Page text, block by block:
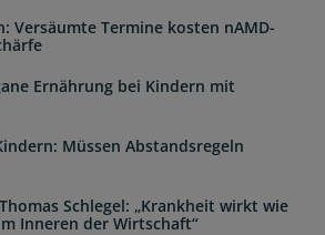
Versäumte Termine kosten nAMD-
Ernährung bei Kindern mit
Müssen Abstandsregeln
Schlegel: „Krankheit wirkt wie
Inneren der Wirtschaft“